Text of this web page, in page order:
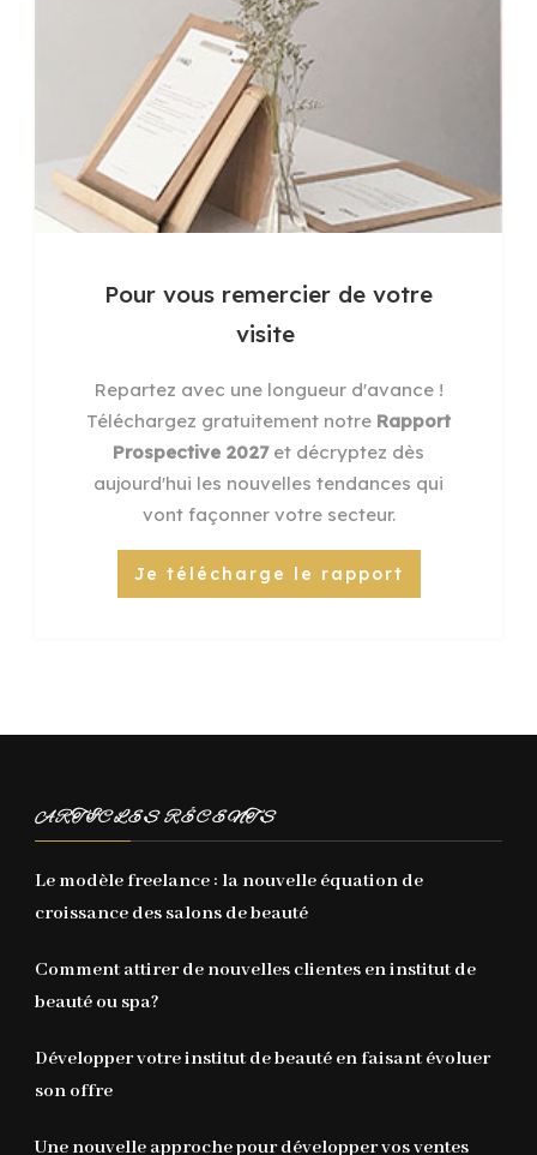
Pour vous remercier de votre
visite
Repartez avec une longueur d'avance !
Téléchargez gratuitement notre Rapport
Prospective 2027et décryptez dès
aujourd'hui les nouvelles tendances qui
vont façonner votre secteur.
Je télécharge le rapport
ARTICLES RÉCENTS
Le modèle freelance : la nouvelle équation de
croissance des salons de beauté
Comment attirer de nouvelles clientes en institut de
beauté ou spa?
Développer votre institut de beauté en faisant évoluer
son offre
Une nouvelle approche pour développer vos ventes